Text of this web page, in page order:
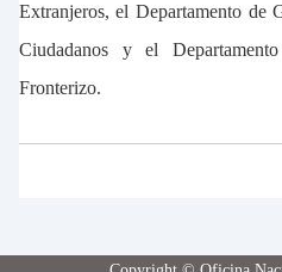
Extranjeros, el Departamento de
Ciudadanos y el
Fronterizo.